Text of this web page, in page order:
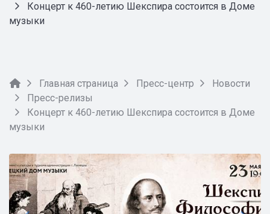
Концерт к 460-летию Шекспира состоится в Доме
музыки
Главная страница Пресс-центр
Новости
Пресс-релизы
Концерт к 460-летию Шекспира состоится в Доме
музыки